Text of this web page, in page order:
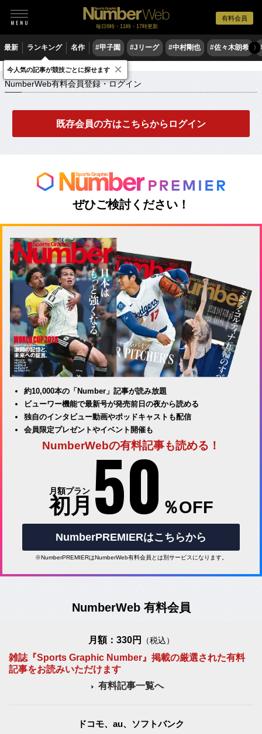
有料会員
毎日6時・11時・17時更新
最新 ランキング 名作 #甲子園 #Jリーグ #中村剛也 #佐々木朗希 〉
NumberWeb有料会員登録・ログイン
NumberWeb有料会員登録・ログイン
既存会員の方はこちらからログイン
ぜひご検討ください！
約10,000本の「Number」記事が読み放題
ビューワー機能で最新号が発売前日の夜から読める
独自のインタビュー動画やポッドキャストも配信
会員限定プレゼントやイベント開催も
NumberWebの有料記事も読める！
月額プラン
初月 50 ％OFF
NumberPREMIERはこちらから
※NumberPREMIERはNumberWeb有料会員とは別サービスになります。
NumberWeb 有料会員
月額：330円 （税込）
雑誌『Sports Graphic Number』掲載の厳選された有料
記事をお読みいただけます
有料記事一覧へ
ドコモ、au、ソフトバンク
今人気の記事が競技ごとに探せます ×